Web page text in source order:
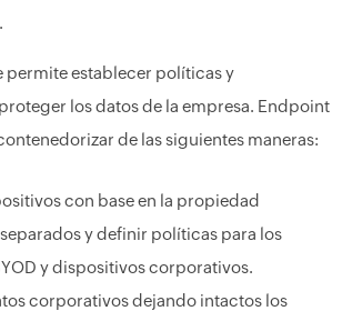
permite establecer políticas y
los datos de la empresa. Endpoint
de las siguientes maneras:
con base en la propiedad
y definir políticas para los
y dispositivos corporativos.
corporativos dejando intactos los